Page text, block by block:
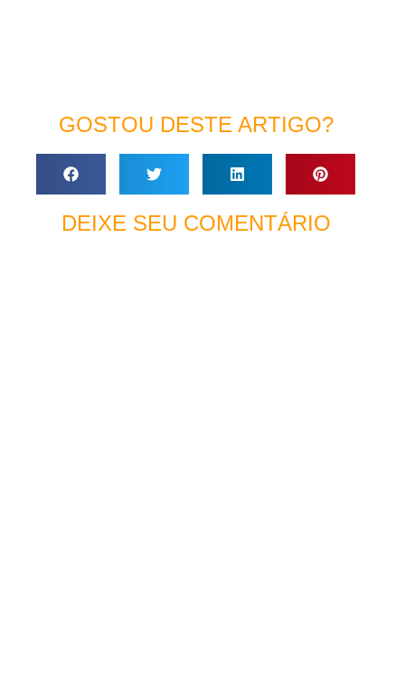
GOSTOU DESTE ARTIGO?
DEIXE SEU COMENTÁRIO